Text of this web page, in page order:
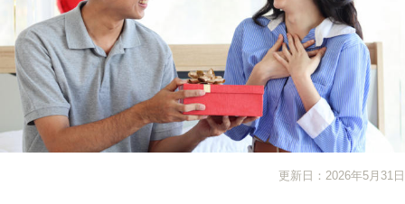
更新日：2026年5月31日